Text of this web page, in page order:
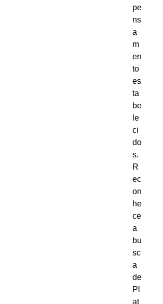
pe
ns
a
m
en
to
es
ta
be
le
ci
do
s.
R
ec
on
he
ce
a
bu
sc
a
de
Pl
at